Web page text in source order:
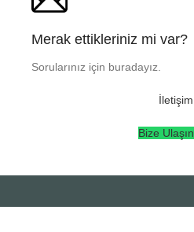
Merak ettikleriniz mi var?
Sorularınız için buradayız.
İletişim
Bize Ulaşın